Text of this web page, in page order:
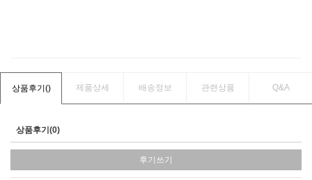
상품후기() 제품상세 배송정보 관련상품 Q&A
상품후기(0)
후기쓰기